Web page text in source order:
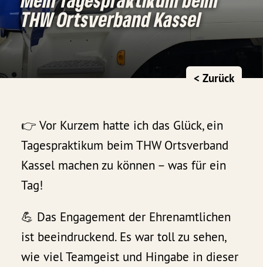
THW Ortsverband Kassel
< Zurück
👉 Vor Kurzem hatte ich das Glück, ein
Tagespraktikum beim THW Ortsverband
Kassel machen zu können – was für ein
Tag!
💪 Das Engagement der Ehrenamtlichen
ist beeindruckend. Es war toll zu sehen,
wie viel Teamgeist und Hingabe in dieser